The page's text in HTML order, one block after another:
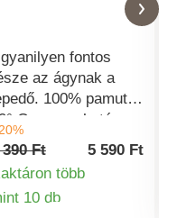
fontos
az ágynak a
100% pamut
C-on mosható
Az ágynemű
a széles
Ft
5 590 Ft
több
10 db